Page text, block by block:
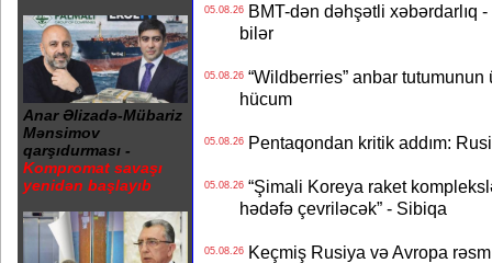
Anar Əlizadə-Mübariz
Mənsimov
qarşıdurması -
Kompromat savaşı
yenidən başlayıb
05.08.26BMT-dən dəhşətli xəbərdarlıq
bilər
05.08.26“Wildberries” anbar tutumunun
hücum
05.08.26Pentaqondan kritik addım:
05.08.26“Şimali Koreya raket
hədəfə çevriləcək” - Sibiqa
05.08.26Keçmiş Rusiya və Avropa